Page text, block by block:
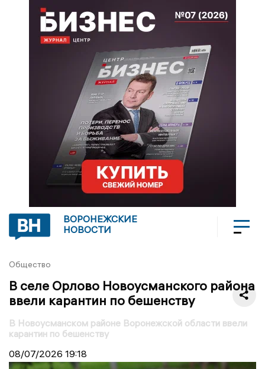
ВОРОНЕЖСКИЕ
НОВОСТИ
Общество
В селе Орлово Новоусманского района
ввели карантин по бешенству
В Новоусманском районе Воронежской области ввели
карантин по бешенству
08/07/2026 19:18